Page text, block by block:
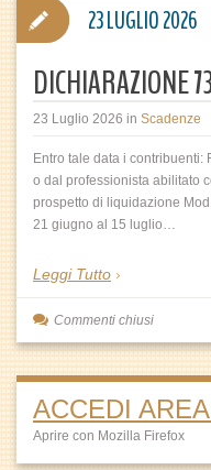
23 Luglio 2026 in Scadenze
Entro tale data i contribuenti:
o dal professionista abilitato
prospetto di liquidazione
21 giugno al 15 luglio…
Leggi Tutto
23 LUGLIO 2026
Commenti chiusi
ACCEDI
Aprire con Mozilla Firefox